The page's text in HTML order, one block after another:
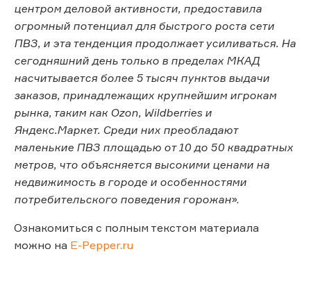
центром деловой активности, предоставила
огромный потенциал для быстрого роста сети
ПВЗ, и эта тенденция продолжает усиливаться. На
сегодняшний день только в пределах МКАД
насчитывается более 5 тысяч пунктов выдачи
заказов, принадлежащих крупнейшим игрокам
рынка, таким как Ozon, Wildberries и
Яндекс.Маркет. Среди них преобладают
маленькие ПВЗ площадью от 10 до 50 квадратных
метров, что объясняется высокими ценами на
недвижимость в городе и особенностями
потребительского поведения горожан».
Ознакомиться с полным текстом материала
можно на E-Pepper.ru